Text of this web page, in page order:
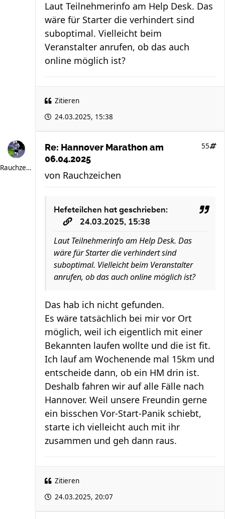
Laut Teilnehmerinfo am Help Desk. Das
wäre für Starter die verhindert sind
suboptimal. Vielleicht beim
Veranstalter anrufen, ob das auch
online möglich ist?
Zitieren
24.03.2025, 15:38
Rauchzeichen
Re: Hannover Marathon am
06.04.2025
55
von Rauchzeichen
Hefeteilchen hat geschrieben:
24.03.2025, 15:38
Laut Teilnehmerinfo am Help Desk. Das
wäre für Starter die verhindert sind
suboptimal. Vielleicht beim Veranstalter
anrufen, ob das auch online möglich ist?
Das hab ich nicht gefunden.
Es wäre tatsächlich bei mir vor Ort
möglich, weil ich eigentlich mit einer
Bekannten laufen wollte und die ist fit.
Ich lauf am Wochenende mal 15km und
entscheide dann, ob ein HM drin ist.
Deshalb fahren wir auf alle Fälle nach
Hannover. Weil unsere Freundin gerne
ein bisschen Vor-Start-Panik schiebt,
starte ich vielleicht auch mit ihr
zusammen und geh dann raus.
Zitieren
24.03.2025, 20:07